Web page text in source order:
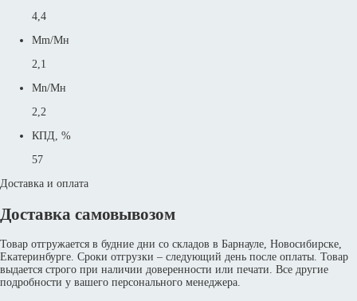
4,4
Mm/Mн
2,1
Mn/Mн
2,2
КПД, %
57
Доставка и оплата
Доставка самовывозом
Товар отгружается в будние дни со складов в Барнауле, Новосибирске,
Екатеринбурге. Сроки отгрузки – следующий день после оплаты. Товар
выдается строго при наличии доверенности или печати. Все другие
подробности у вашего персонального менеджера.